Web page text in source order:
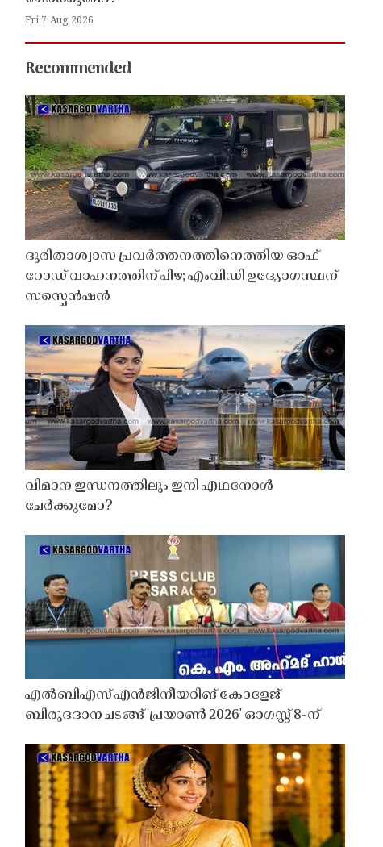
Fri,7 Aug 2026
Recommended
ദുരിതാശ്വാസ പ്രവർത്തനത്തിനെത്തിയ ഓഫ്
റോഡ് വാഹനത്തിന് പിഴ; എംവിഡി ഉദ്യോഗസ്ഥന്
സസ്പെൻഷൻ
വിമാന ഇന്ധനത്തിലും ഇനി എഥനോൾ
ചേർക്കുമോ?
എൽബിഎസ് എൻജിനീയറിങ് കോളേജ്
ബിരുദദാന ചടങ്ങ് 'പ്രയാൺ 2026' ഓഗസ്റ്റ് 8-ന്